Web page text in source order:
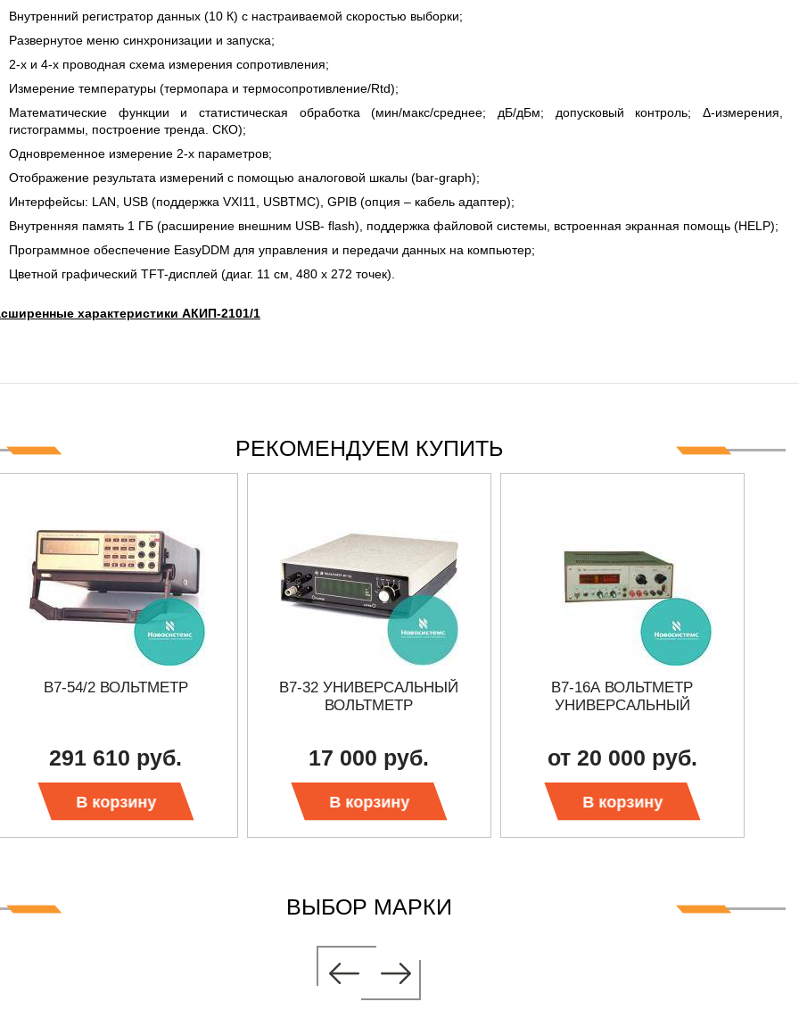
Внутренний регистратор данных (10 К) с настраиваемой скоростью выборки;
Развернутое меню синхронизации и запуска;
2-х и 4-х проводная схема измерения сопротивления;
Измерение температуры (термопара и термосопротивление/Rtd);
Математические функции и статистическая обработка (мин/макс/среднее; дБ/дБм; допусковый контроль; Δ-измерения,
гистограммы, построение тренда. СКО);
Одновременное измерение 2-х параметров;
Отображение результата измерений с помощью аналоговой шкалы (bar-graph);
Интерфейсы: LAN, USB (поддержка VXI11, USBTMC), GPIB (опция – кабель адаптер);
Внутренняя память 1 ГБ (расширение внешним USB- flash), поддержка файловой системы, встроенная экранная помощь (HELP);
Программное обеспечение EasyDDM для управления и передачи данных на компьютер;
Цветной графический TFT-дисплей (диаг. 11 см, 480 х 272 точек).
характеристики АКИП-2101/1
РЕКОМЕНДУЕМ КУПИТЬ
В7-54/2 ВОЛЬТМЕТР
291 610 руб.
В корзину
В7-32 УНИВЕРСАЛЬНЫЙ
ВОЛЬТМЕТР
17 000 руб.
В корзину
В7-16А ВОЛЬТМЕТР
УНИВЕРСАЛЬНЫЙ
от 20 000 руб.
В корзину
ВЫБОР МАРКИ